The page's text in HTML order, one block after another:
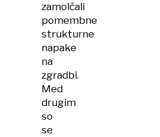
zamolčali
pomembne
strukturne
napake
na
zgradbi.
Med
drugim
so
se